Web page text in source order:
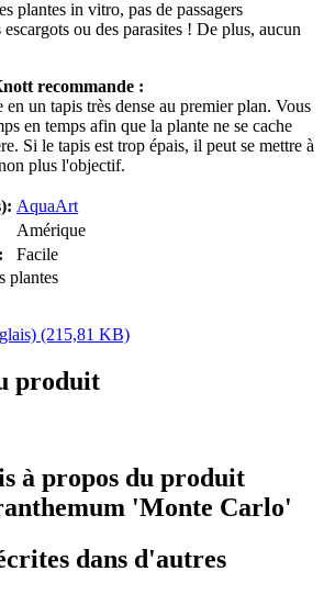
plantes in vitro, pas de passagers
ou des parasites ! De plus, aucun
recommande :
un tapis très dense au premier plan. Vous
en temps afin que la plante ne se cache
Si le tapis est trop épais, il peut se mettre à
plus l'objectif.
AquaArt
Amérique
Facile
plantes
(215,81 KB)
produit
à propos du produit
'Monte Carlo'
dans d'autres